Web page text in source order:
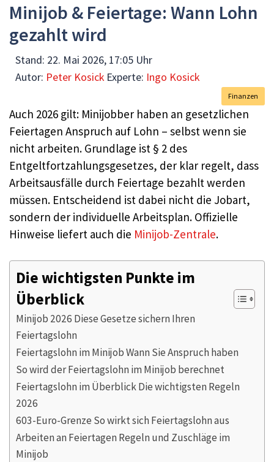
Minijob & Feiertage: Wann Lohn
gezahlt wird
Stand: 22. Mai 2026, 17:05 Uhr
Autor: Peter Kosick Experte: Ingo Kosick
Finanzen
Auch 2026 gilt: Minijobber haben an gesetzlichen
Feiertagen Anspruch auf Lohn – selbst wenn sie
nicht arbeiten. Grundlage ist § 2 des
Entgeltfortzahlungsgesetzes, der klar regelt, dass
Arbeitsausfälle durch Feiertage bezahlt werden
müssen. Entscheidend ist dabei nicht die Jobart,
sondern der individuelle Arbeitsplan. Offizielle
Hinweise liefert auch die Minijob-Zentrale.
Die wichtigsten Punkte im
Überblick
Minijob 2026 Diese Gesetze sichern Ihren
Feiertagslohn
Feiertagslohn im Minijob Wann Sie Anspruch haben
So wird der Feiertagslohn im Minijob berechnet
Feiertagslohn im Überblick Die wichtigsten Regeln
2026
603-Euro-Grenze So wirkt sich Feiertagslohn aus
Arbeiten an Feiertagen Regeln und Zuschläge im
Minijob